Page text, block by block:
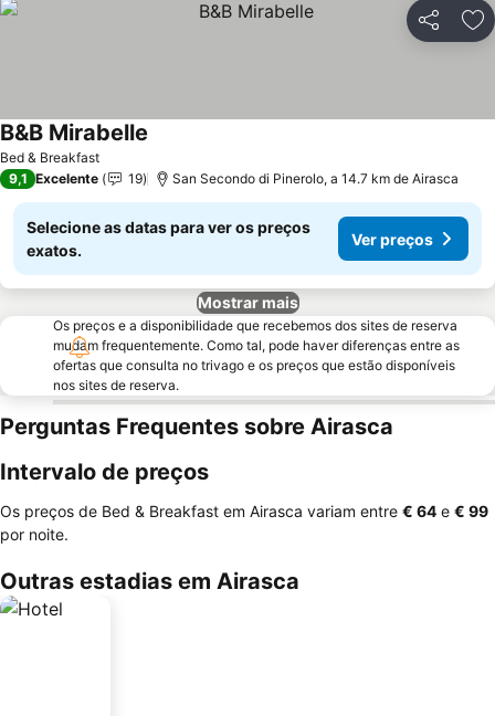
Partilhar
Bed & Breakfast
B&B Mirabelle
9,1 Excelente 19 San Secondo di Pinerolo, a 14.7 km de Airasca
Selecione as datas para ver os preços
exatos.
Ver preços
Mostrar mais
Os preços e a disponibilidade que recebemos dos sites de reserva
mudam frequentemente. Como tal, pode haver diferenças entre as
ofertas que consulta no trivago e os preços que estão disponíveis
nos sites de reserva.
Perguntas Frequentes sobre Airasca
Intervalo de preços
Os preços de Bed & Breakfast em Airasca variam entre ‎€ 64 e ‎€ 99
por noite.
Outras estadias em Airasca